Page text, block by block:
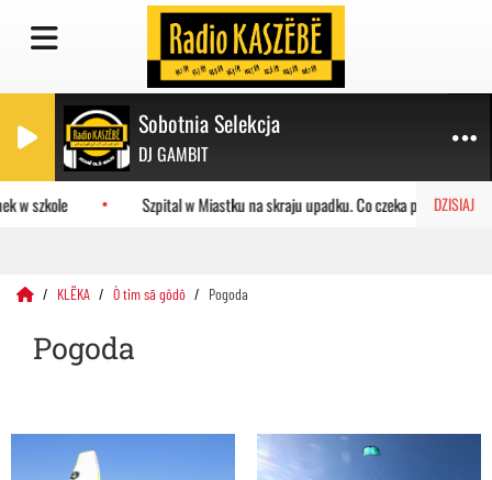
Sobotnia Selekcja
DJ GAMBIT
DZISIAJ
Szpital w Miastku na skraju upadku. Co czeka placówkę?
KLËKA Ò tim sã gôdô Pogoda
Pogoda